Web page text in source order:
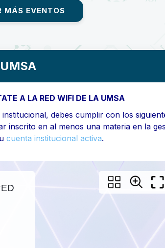
MÁS EVENTOS
A LA RED WIFI DE LA UMSA
debes cumplir con los
inscrito en al menos una materia en la
cuenta institucional activa.